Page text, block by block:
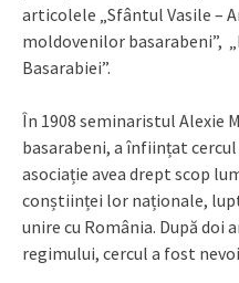
articolele „Sfântul Vasile –
moldovenilor basarabeni”,
Basarabiei”.
În 1908 seminaristul Alexie
basarabeni, a înființat
asociație avea drept scop
conștiinței lor naționale,
unire cu România. După doi
regimului, cercul a fost